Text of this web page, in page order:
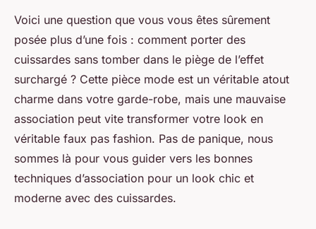
Quelles astuces pour
équilibrer un look avec des
cuissardes pour éviter l'effet
surchargé ?
Noam•3 mars 2024 •5 min de lecture
Voici une question que vous vous êtes sûrement
posée plus d’une fois : comment porter des
cuissardes sans tomber dans le piège de l’effet
surchargé ? Cette pièce mode est un véritable atout
charme dans votre garde-robe, mais une mauvaise
association peut vite transformer votre look en
véritable faux pas fashion. Pas de panique, nous
sommes là pour vous guider vers les bonnes
techniques d’association pour un look chic et
moderne avec des cuissardes.